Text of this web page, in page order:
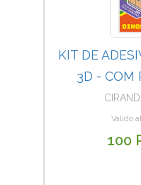
KIT DE
3D - COM
Valido
100